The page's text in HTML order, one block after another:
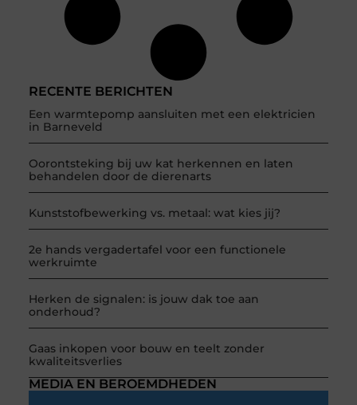
RECENTE BERICHTEN
Een warmtepomp aansluiten met een elektricien
in Barneveld
Oorontsteking bij uw kat herkennen en laten
behandelen door de dierenarts
Kunststofbewerking vs. metaal: wat kies jij?
2e hands vergadertafel voor een functionele
werkruimte
Herken de signalen: is jouw dak toe aan
onderhoud?
Gaas inkopen voor bouw en teelt zonder
kwaliteitsverlies
MEDIA EN BEROEMDHEDEN